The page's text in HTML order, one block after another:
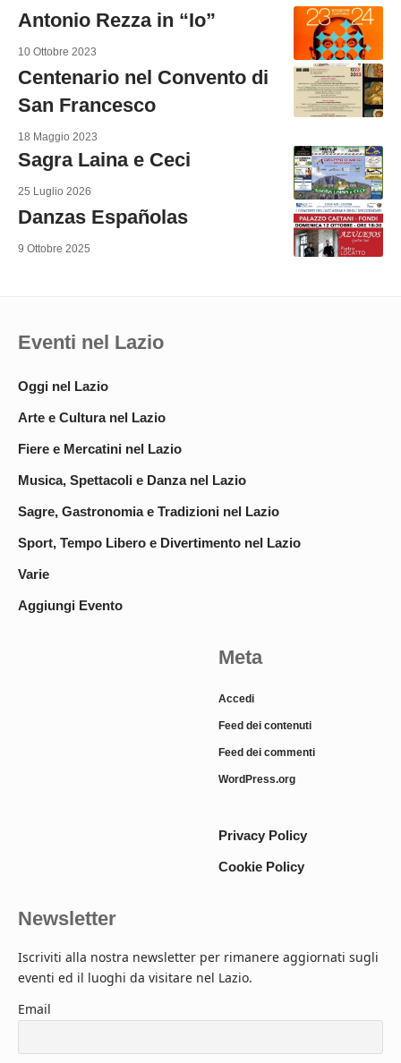
Antonio Rezza in “Io”
10 Ottobre 2023
Centenario nel Convento di
San Francesco
18 Maggio 2023
Sagra Laina e Ceci
25 Luglio 2026
Danzas Españolas
9 Ottobre 2025
Eventi nel Lazio
Oggi nel Lazio
Arte e Cultura nel Lazio
Fiere e Mercatini nel Lazio
Musica, Spettacoli e Danza nel Lazio
Sagre, Gastronomia e Tradizioni nel Lazio
Sport, Tempo Libero e Divertimento nel Lazio
Varie
Aggiungi Evento
Meta
Accedi
Feed dei contenuti
Feed dei commenti
WordPress.org
Privacy Policy
Cookie Policy
Newsletter
Iscriviti alla nostra newsletter per rimanere aggiornati sugli
eventi ed il luoghi da visitare nel Lazio.
Email